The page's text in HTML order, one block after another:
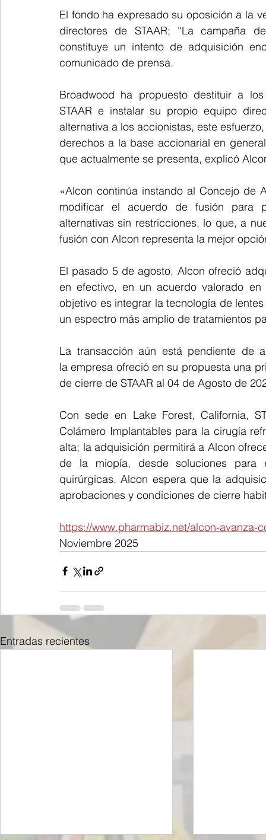
El fondo ha expresado su oposición a la
directores de STAAR; “La campaña
constituye un intento de adquisición
comunicado de prensa.
Broadwood ha propuesto destituir a
STAAR e instalar su propio equipo
alternativa a los accionistas, este
derechos a la base accionarial en
que actualmente se presenta, explicó
«Alcon continúa instando al Concejo de
modificar el acuerdo de fusión para
alternativas sin restricciones, lo que, a
fusión con Alcon representa la mejor
El pasado 5 de agosto, Alcon ofreció
en efectivo, en un acuerdo valorado en
objetivo es integrar la tecnología de
un espectro más amplio de tratamientos
La transacción aún está pendiente de
la empresa ofreció en su propuesta una
de cierre de STAAR al 04 de Agosto de
Con sede en Lake Forest, California,
Colámero Implantables para la cirugía
alta; la adquisición permitirá a Alcon
de la miopía, desde soluciones para
quirúrgicas. Alcon espera que la
aprobaciones y condiciones de cierre
https://www.pharmabiz.net/alcon-avanza-
Noviembre 2025
Entradas recientes